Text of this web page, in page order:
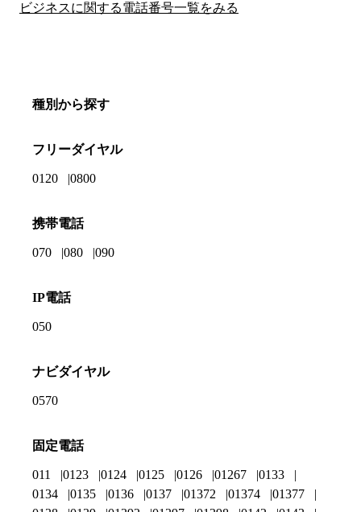
ビジネスに関する電話番号一覧をみる
種別から探す
フリーダイヤル
0120 0800
携帯電話
070 080 090
IP電話
050
ナビダイヤル
0570
固定電話
011 0123 0124 0125 0126 01267
0133
0134
0135 0136 0137 01372 01374
01377